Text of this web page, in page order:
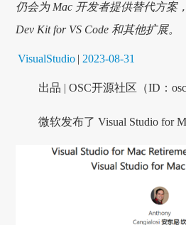
仍会为 Mac 开发者提供替代方案
Dev Kit for VS Code 和其他扩展。
VisualStudio | 2023-08-31
出品 | OSC开源社区（ID：
微软发布了 Visual Studio for